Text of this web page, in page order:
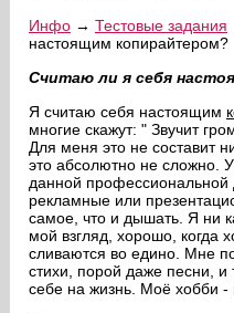
эфир
на сайте
пользователей
Инфо→ Тестовые задания
настоящим копирайтером?
Считаю ли я себя
Я считаю себя настоящим
многие скажут: " Звучит
Для меня это не составит
это абсолютно не сложно.
данной профессиональной
рекламные или
самое, что и дышать. Я ни
мой взгляд, хорошо, когда
сливаются во едино. Мне
стихи, порой даже песни,
себе на жизнь. Моё хобби -